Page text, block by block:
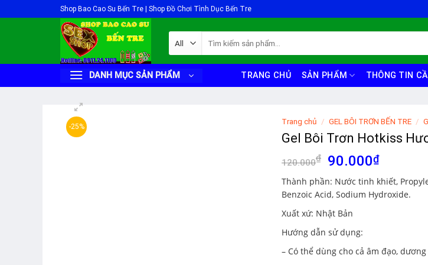
to
Shop Bao Cao Su Bến Tre | Shop Đồ Chơi Tình Dục Bến Tre
DANH MỤC SẢN PHẨM TRANG CHỦ SẢN PHẨM THÔNG TIN
-25%
Trang chủ / GEL BÔI TRƠN BẾN TRE /
Gel Bôi Trơn Hotkiss
120.000₫
Giá
gốc
là:
120.000₫.
90.000₫Giá
hiện
tại
là:
Thành phần: Nước tinh khiết,
Benzoic Acid, Sodium Hydroxide.
Xuất xứ: Nhật Bản
Hướng dẫn sử dụng:
– Có thể dùng cho cả âm đạo,